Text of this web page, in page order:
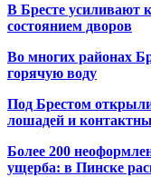
В Бресте усиливают
состоянием дворов
Во многих районах
горячую воду
Под Брестом
лошадей и
Более 200
ущерба: в Пинске